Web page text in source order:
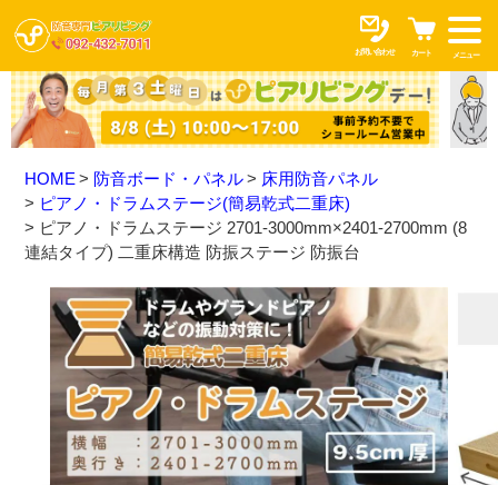
お問い合わせ カート メニュー
HOME 防音ボード・パネル
床用防音パネル
ピアノ・ドラムステージ(簡易乾式二重床)
ピアノ・ドラムステージ 2701-3000mm×2401-2700mm (8
連結タイプ) 二重床構造 防振ステージ 防振台